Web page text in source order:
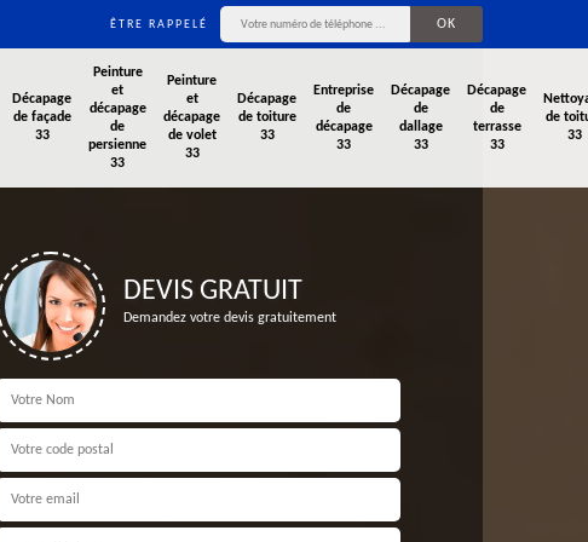
ÊTRE RAPPELÉ
Décapage
de façade
33
Peinture
et
décapage
de
persienne
33
Peinture
et
décapage
de volet
33
Décapage
de toiture
33
Entreprise
de
décapage
33
Décapage
de
dallage
33
Décapage
de
terrasse
33
de
33
DEVIS GRATUIT
Demandez votre devis gratuitement